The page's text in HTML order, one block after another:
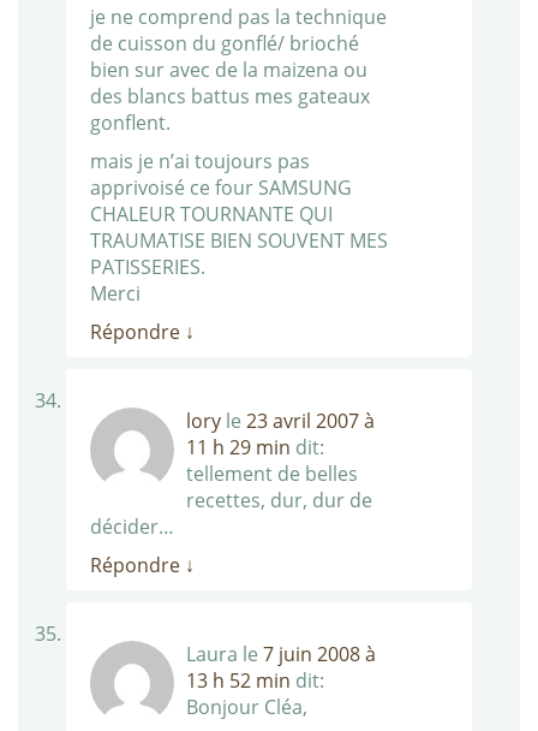
je ne comprend pas la technique
de cuisson du gonflé/ brioché
bien sur avec de la maizena ou
des blancs battus mes gateaux
gonflent.
mais je n’ai toujours pas
apprivoisé ce four SAMSUNG
CHALEUR TOURNANTE QUI
TRAUMATISE BIEN SOUVENT MES
PATISSERIES.
Merci
Répondre ↓
lory le 23 avril 2007 à
11 h 29 min dit:
tellement de belles
recettes, dur, dur de
décider…
Répondre ↓
Laura le 7 juin 2008 à
13 h 52 min dit:
Bonjour Cléa,